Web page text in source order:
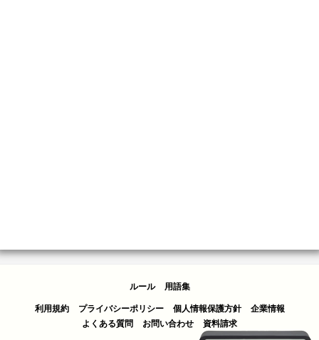
ルール 用語集
利用規約 プライバシーポリシー 個人情報保護方針
企業情報
よくある質問
お問い合わせ 資料請求